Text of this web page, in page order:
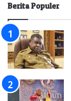
Berita Populer